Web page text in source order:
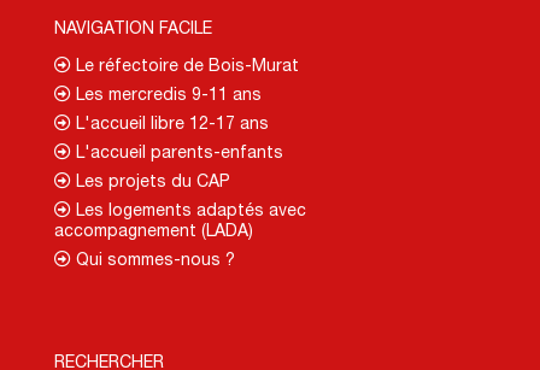
NAVIGATION FACILE
Le réfectoire de Bois-Murat
Les mercredis 9-11 ans
L'accueil libre 12-17 ans
L'accueil parents-enfants
Les projets du CAP
Les logements adaptés avec
accompagnement (LADA)
Qui sommes-nous ?
RECHERCHER